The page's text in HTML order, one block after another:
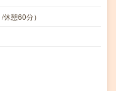
憩60分）